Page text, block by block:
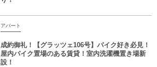
アパート
成約御礼！【グラッツェ106号】バイク好き必見！
屋内バイク置場のある賃貸！室内洗濯機置き場新
設！